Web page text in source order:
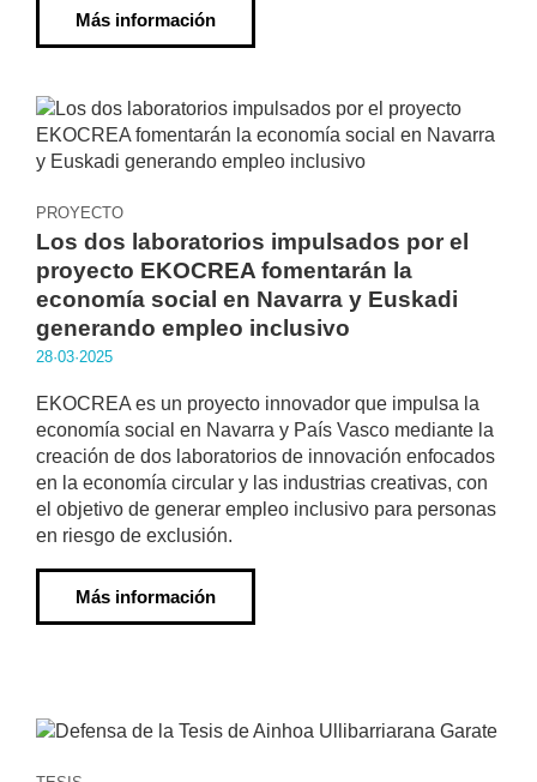
Más información
PROYECTO
Los dos laboratorios impulsados por el
proyecto EKOCREA fomentarán la
economía social en Navarra y Euskadi
generando empleo inclusivo
28·03·2025
EKOCREA es un proyecto innovador que impulsa la
economía social en Navarra y País Vasco mediante la
creación de dos laboratorios de innovación enfocados
en la economía circular y las industrias creativas, con
el objetivo de generar empleo inclusivo para personas
en riesgo de exclusión.
Más información